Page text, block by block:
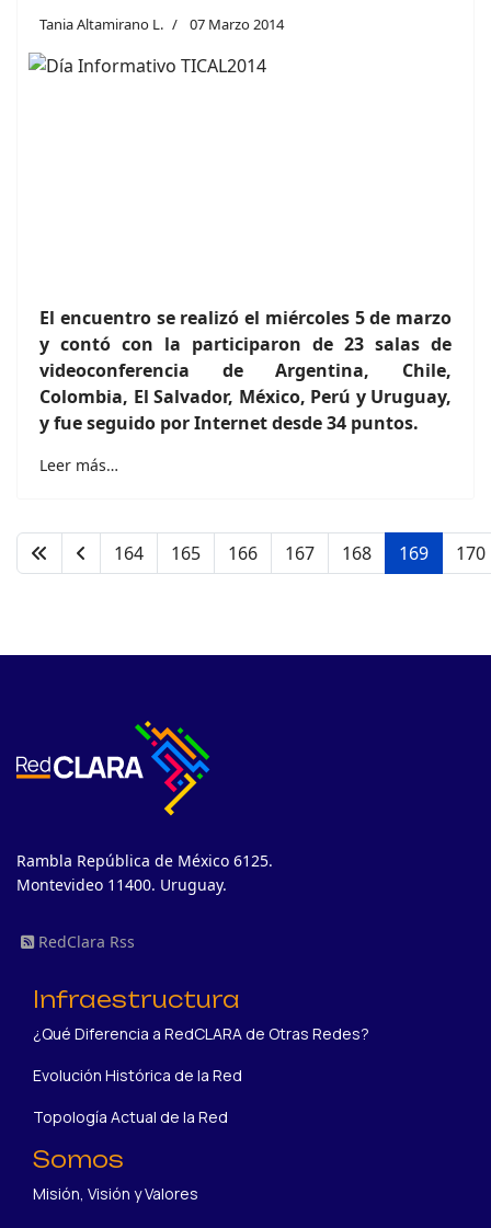
Tania Altamirano L. 07 Marzo 2014
El encuentro se realizó el miércoles 5 de marzo
y contó con la participaron de 23 salas de
videoconferencia de Argentina, Chile,
Colombia, El Salvador, México, Perú y Uruguay,
y fue seguido por Internet desde 34 puntos.
Leer más…
164 165 166 167 168 169 170
Rambla República de México 6125.
Montevideo 11400. Uruguay.
RedClara Rss
Infraestructura
¿Qué Diferencia a RedCLARA de Otras Redes?
Evolución Histórica de la Red
Topología Actual de la Red
Somos
Misión, Visión y Valores